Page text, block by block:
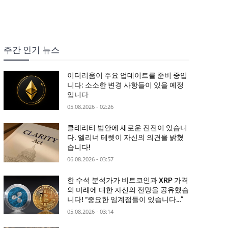
주간 인기 뉴스
이더리움이 주요 업데이트를 준비 중입
니다: 소소한 변경 사항들이 있을 예정
입니다
05.08.2026 - 02:26
클래리티 법안에 새로운 진전이 있습니
다. 엘리너 테렛이 자신의 의견을 밝혔
습니다!
06.08.2026 - 03:57
한 수석 분석가가 비트코인과 XRP 가격
의 미래에 대한 자신의 전망을 공유했습
니다! “중요한 임계점들이 있습니다…”
05.08.2026 - 03:14